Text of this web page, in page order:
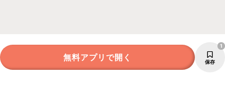
無料アプリで開く 保存
1